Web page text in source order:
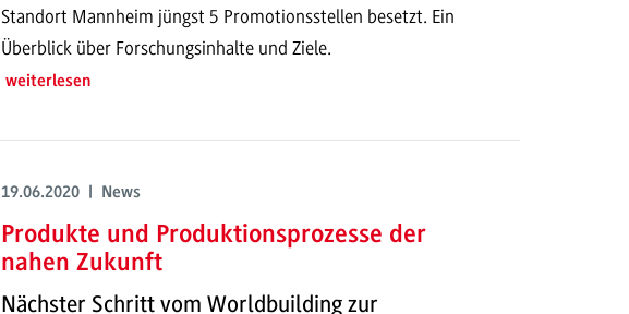
Standort Mannheim jüngst 5 Promotionsstellen besetzt. Ein
Überblick über Forschungsinhalte und Ziele.
weiterlesen
19.06.2020 | News
Produkte und Produktionsprozesse der
nahen Zukunft
Nächster Schritt vom Worldbuilding zur